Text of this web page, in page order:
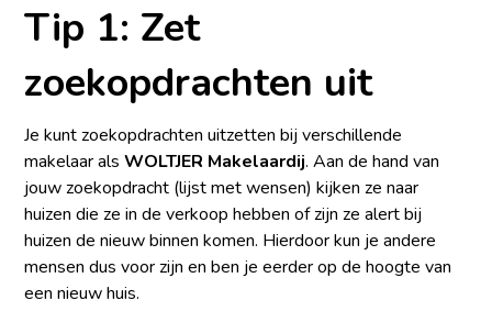
Tip 1: Zet
zoekopdrachten uit
Je kunt zoekopdrachten uitzetten bij verschillende
makelaar alsWOLTJER Makelaardij. Aan de hand van
jouw zoekopdracht (lijst met wensen) kijken ze naar
huizen die ze in de verkoop hebben of zijn ze alert bij
huizen de nieuw binnen komen. Hierdoor kun je andere
mensen dus voor zijn en ben je eerder op de hoogte van
een nieuw huis.